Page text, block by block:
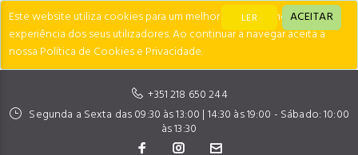
Este website utiliza cookies para um melhor desempenho e
experiência dos seus utilizadores. Ao continuar a navegar aceita a
nossa Política de Cookies e Privacidade.
LER ACEITAR
+351 218 650 244
Segunda a Sexta das 09:30 às 13:00 | 14:30 às 19:00 - Sábado: 10:00
às 13:30